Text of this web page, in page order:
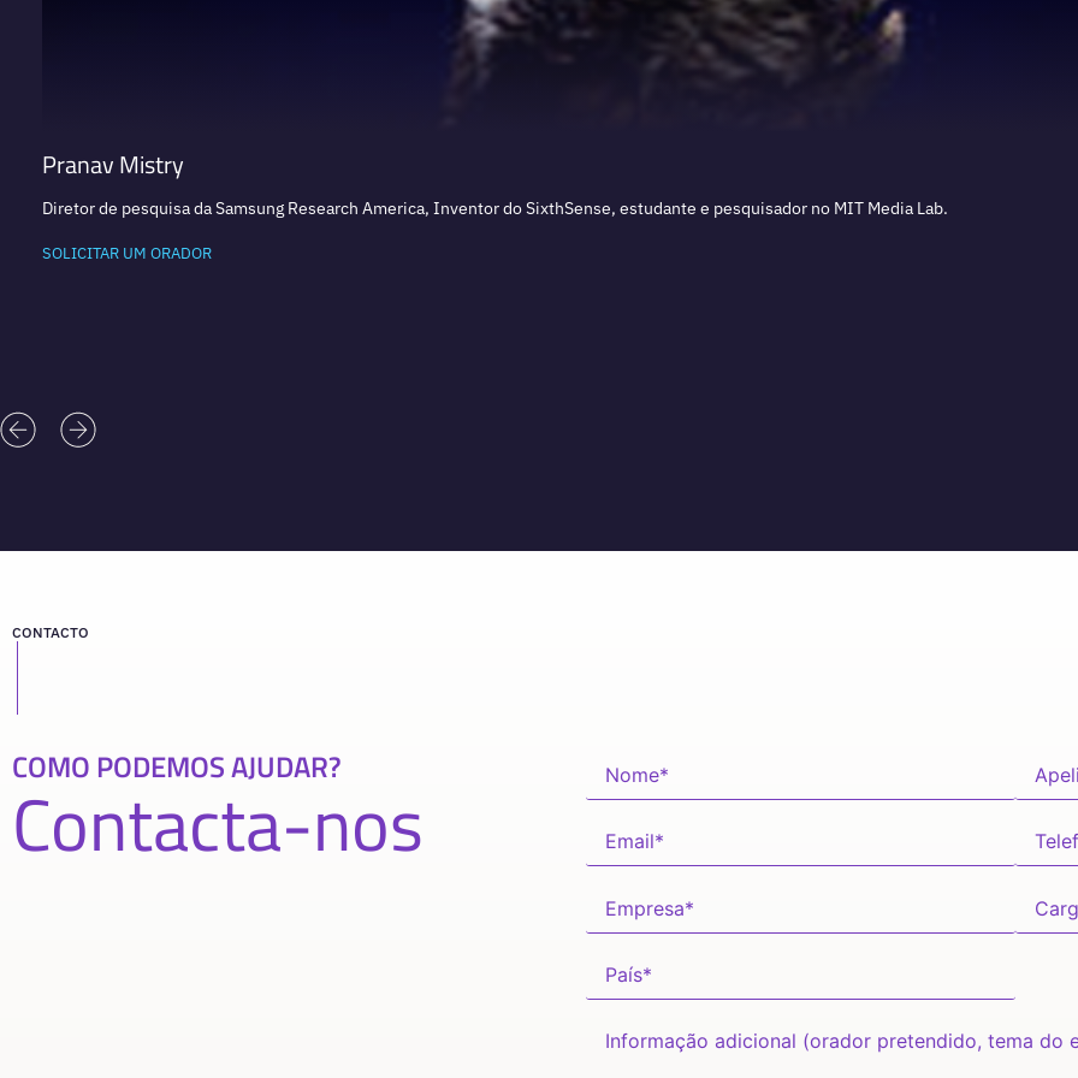
Pranav Mistry
Diretor de pesquisa da Samsung Research America, Inventor do SixthSense, estudante e pesquisador no MIT Media Lab.
SOLICITAR UM ORADOR
CONTACTO
COMO PODEMOS AJUDAR?
Contacta-nos